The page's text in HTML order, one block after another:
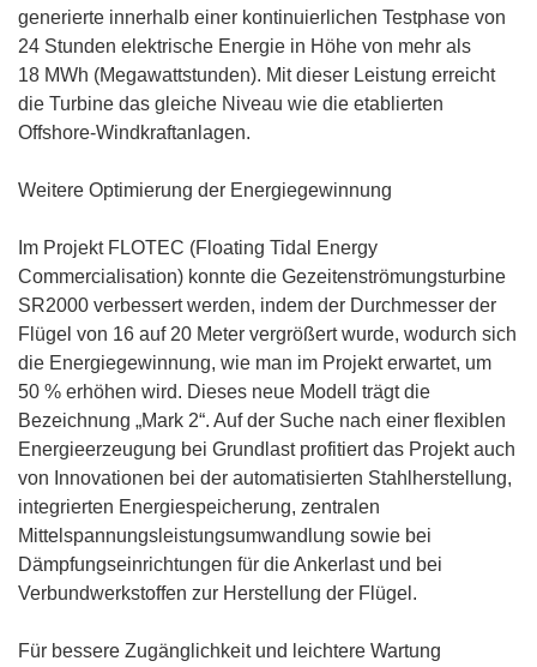
generierte innerhalb einer kontinuierlichen Testphase von
24 Stunden elektrische Energie in Höhe von mehr als
18 MWh (Megawattstunden). Mit dieser Leistung erreicht
die Turbine das gleiche Niveau wie die etablierten
Offshore-Windkraftanlagen.
Weitere Optimierung der Energiegewinnung
Im Projekt FLOTEC (Floating Tidal Energy
Commercialisation) konnte die Gezeitenströmungsturbine
SR2000 verbessert werden, indem der Durchmesser der
Flügel von 16 auf 20 Meter vergrößert wurde, wodurch sich
die Energiegewinnung, wie man im Projekt erwartet, um
50 % erhöhen wird. Dieses neue Modell trägt die
Bezeichnung „Mark 2“. Auf der Suche nach einer flexiblen
Energieerzeugung bei Grundlast profitiert das Projekt auch
von Innovationen bei der automatisierten Stahlherstellung,
integrierten Energiespeicherung, zentralen
Mittelspannungsleistungsumwandlung sowie bei
Dämpfungseinrichtungen für die Ankerlast und bei
Verbundwerkstoffen zur Herstellung der Flügel.
Für bessere Zugänglichkeit und leichtere Wartung